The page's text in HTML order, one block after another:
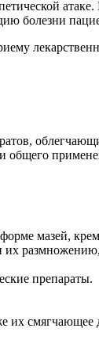
болезни
общего
мазей,
их
препараты.
их смягчающее